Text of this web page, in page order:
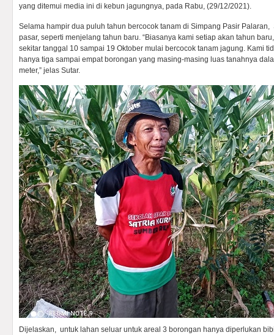
yang ditemui media ini di kebun jagungnya, pada Rabu, (29/12/2021).
Selama hampir dua puluh tahun bercocok tanam di Simpang Pasir
pasar, seperti menjelang tahun baru. “Biasanya kami setiap akan tahun
sekitar tanggal 10 sampai 19 Oktober mulai bercocok tanam jagung. Kami
hanya tiga sampai empat borongan yang masing-masing luas tanahnya
meter,” jelas Sutar.
Dijelaskan, untuk lahan seluar untuk areal 3 borongan hanya diperlukan